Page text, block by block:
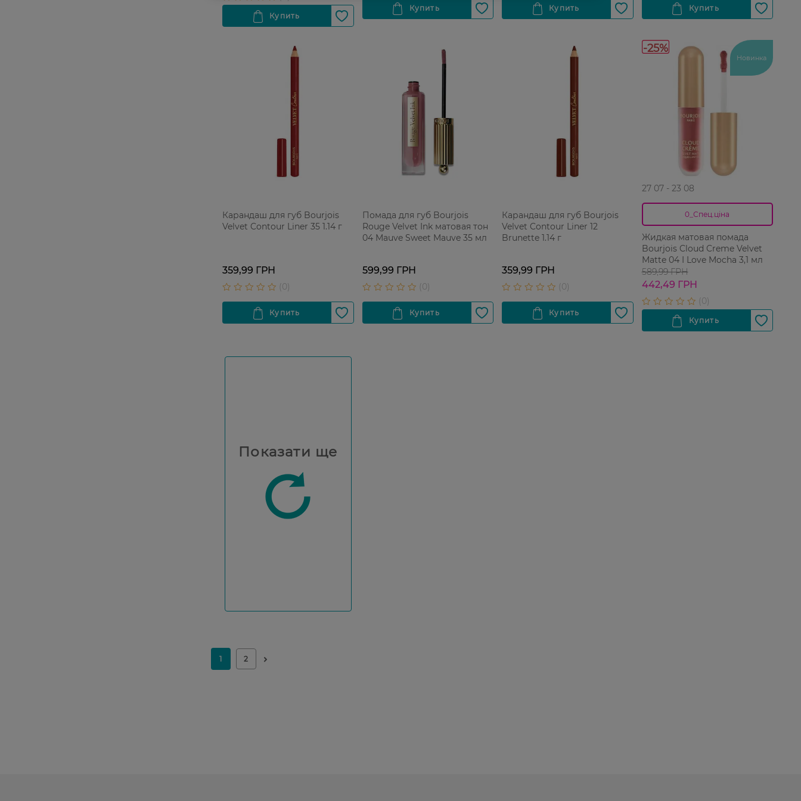
Карандаш для губ Bourjois
Velvet Contour Liner 35 1.14 г
359,99 ГРН
Помада для губ Bourjois
Rouge Velvet Ink матовая тон
04 Mauve Sweet Mauve 35 мл
599,99 ГРН
Карандаш для губ Bourjois
Velvet Contour Liner 12
Brunette 1.14 г
359,99 ГРН
-25%
Новинка
27 07 - 23 08
0_Спец.ціна
Жидкая матовая помада
Bourjois Cloud Creme Velvet
Matte 04 I Love Mocha 3,1 мл
589,99 ГРН
442,49 ГРН
Показати ще